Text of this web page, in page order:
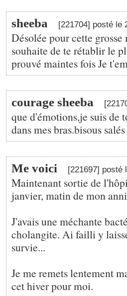
sheeba [221704] posté le
Désolée pour cette grosse
souhaite de te rétablir le
prouvé maintes fois Je
courage sheeba
que d'émotions,je suis de
dans mes bras.bisous
Me voici [221697] posté
Maintenant sortie de
janvier, matin de mon
J'avais une méchante
cholangite. Ai failli y
survie...
Je me remets lentement
cet hiver pour moi.